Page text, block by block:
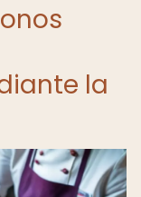
la